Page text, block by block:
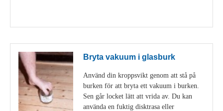
Bryta vakuum i glasburk
Använd din kroppsvikt genom att stå på
burken för att bryta ett vakuum i burken.
Sen går locket lätt att vrida av. Du kan
använda en fuktig disktrasa eller